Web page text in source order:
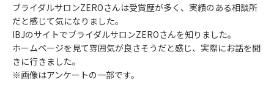
ブライダルサロンZEROさんは受賞歴が多く、実績のある相談所
だと感じて気になりました。
IBJのサイトでブライダルサロンZEROさんを知りました。
ホームページを見て雰囲気が良さそうだと感じ、実際にお話を聞
きに行きました。
※画像はアンケートの一部です。